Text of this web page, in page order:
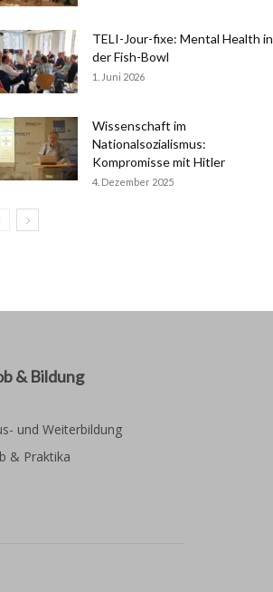
TELI-Jour-fixe: Mental Health in
der Fish-Bowl
1. Juni 2026
Wissenschaft im
Nationalsozialismus:
Kompromisse mit Hitler
4. Dezember 2025
& Bildung
und Weiterbildung
& Praktika